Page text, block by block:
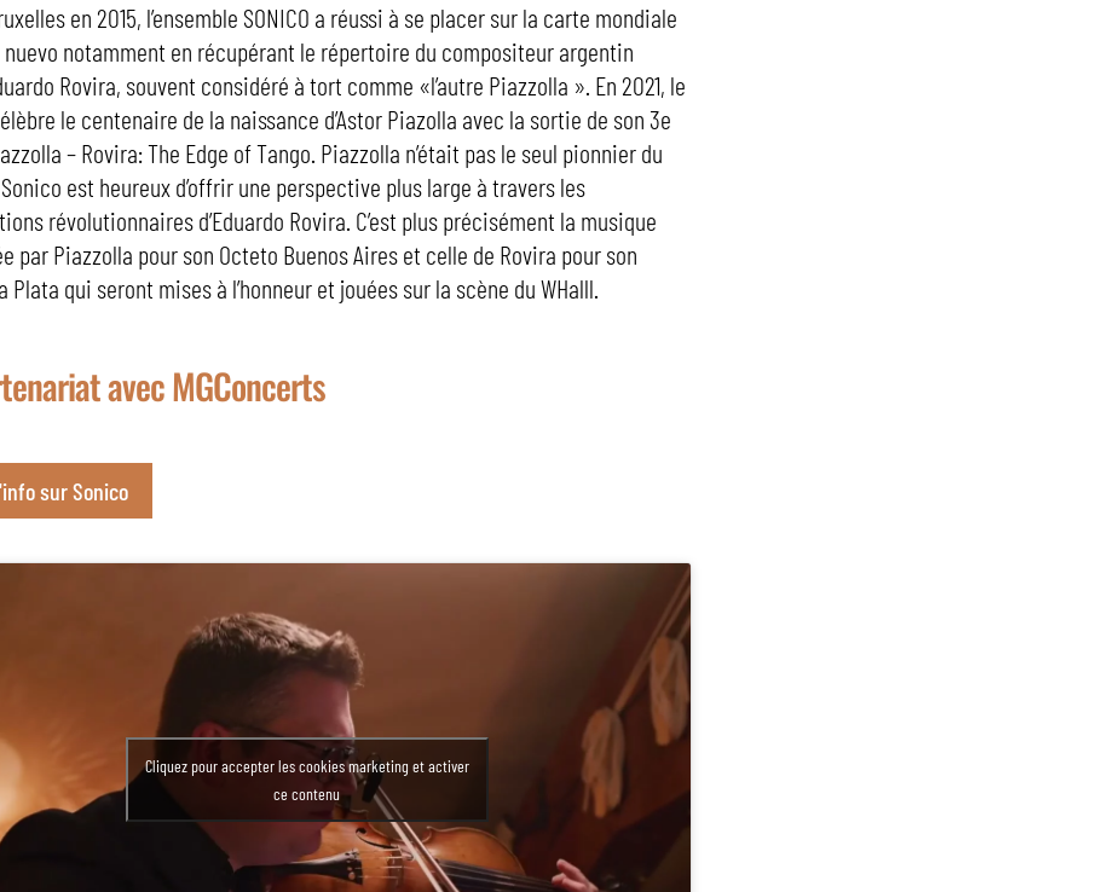
en 2015, l’ensemble SONICO a réussi à se placer sur la carte mondiale
nuevo notamment en récupérant le répertoire du compositeur argentin
Rovira, souvent considéré à tort comme «l’autre Piazzolla ». En 2021, le
le centenaire de la naissance d’Astor Piazolla avec la sortie de son 3e
– Rovira: The Edge of Tango. Piazzolla n’était pas le seul pionnier du
est heureux d’offrir une perspective plus large à travers les
révolutionnaires d’Eduardo Rovira. C’est plus précisément la musique
par Piazzolla pour son Octeto Buenos Aires et celle de Rovira pour son
Plata qui seront mises à l’honneur et jouées sur la scène du WHalll.
avec MGConcerts
sur Sonico
Cliquez pour accepter les cookies marketing et activer
ce contenu